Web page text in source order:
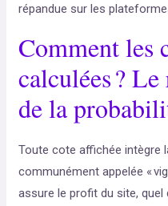
répandue sur les
Comment les
calculées ?
de la
Toute cote affichée intègre
communément appelée «
assure le profit du site,